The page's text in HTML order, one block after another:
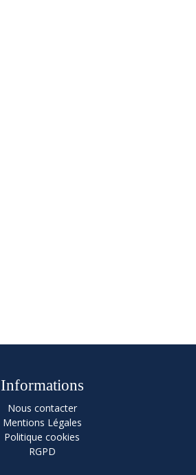
Informations
Nous contacter
Mentions Légales
Politique cookies
RGPD